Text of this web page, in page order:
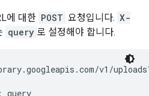
에 대한 POST 요청입니다. X-
query 로 설정해야 합니다.
v1/